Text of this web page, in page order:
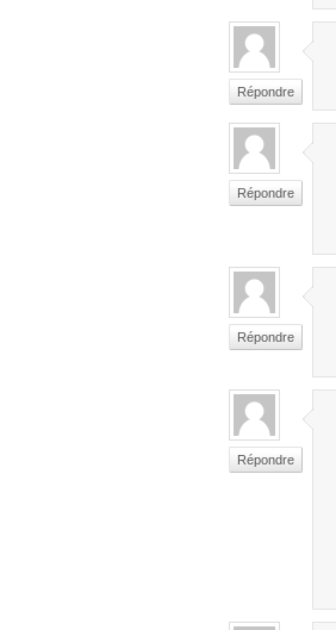
Répondre
Répondre
Répondre
Répondre